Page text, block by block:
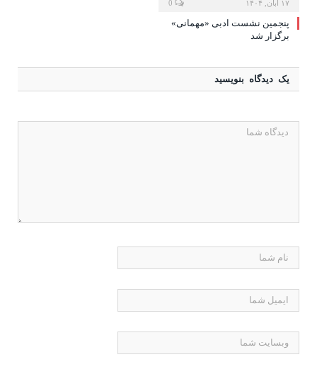
۱۷ آبان, ۱۴۰۴
پنجمین نشست ادبی «مهمانی»
برگزار شد
یک دیدگاه بنویسید